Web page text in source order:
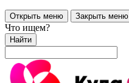
Открыть меню Закрыть меню
Что ищем?
Найти